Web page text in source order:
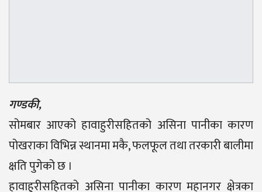
गण्डकी,
सोमबार आएको हावाहुरीसहितको असिना पानीका कारण
पोखराका विभिन्न स्थानमा मकै, फलफूल तथा तरकारी बालीमा
क्षति पुगेको छ ।
हावाहुरीसहितको असिना पानीका कारण महानगर क्षेत्रका